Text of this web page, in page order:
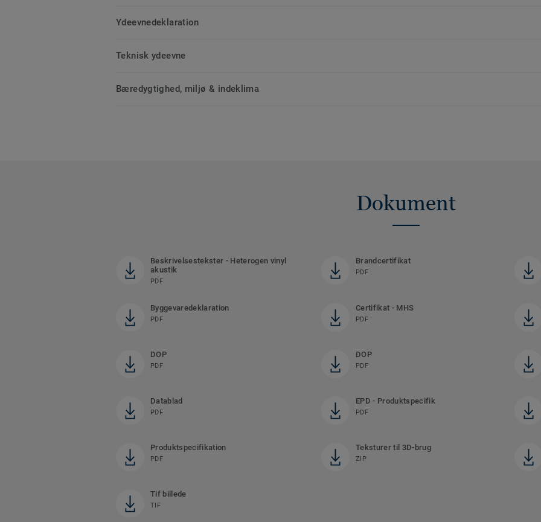
Ydeevnedeklaration
Teknisk ydeevne
Bæredygtighed, miljø & indeklima
Dokument
Beskrivelsestekster - Heterogen vinyl
akustik
PDF
Brandcertifikat
PDF
Byggevaredeklaration
PDF
Certifikat - MHS
PDF
DOP
PDF
DOP
PDF
Datablad
PDF
EPD - Produktspecifik
PDF
Produktspecifikation
PDF
Teksturer til 3D-brug
ZIP
Tif billede
TIF